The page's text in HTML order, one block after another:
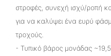
στροφές, συνεχή ισχύ/ροπή
για να καλύψει ένα ευρύ
τροχούς.
- Τυπικό βάρος μονάδας